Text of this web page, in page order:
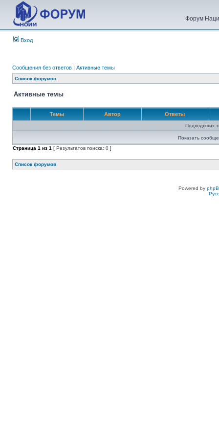
Форум
Вход
Сообщения без ответов | Активные темы
Список форумов
Активные темы
Темы Автор Ответы
Подходящих
Показать
Страница 1 из 1 [ Результатов поиска: 0 ]
Список форумов
Powered by